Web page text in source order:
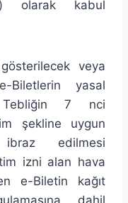
olarak kabul
veya
Biletlerin yasal
7 nci
şekline uygun
edilmesi
izni alan hava
e-Biletin kağıt
dahil